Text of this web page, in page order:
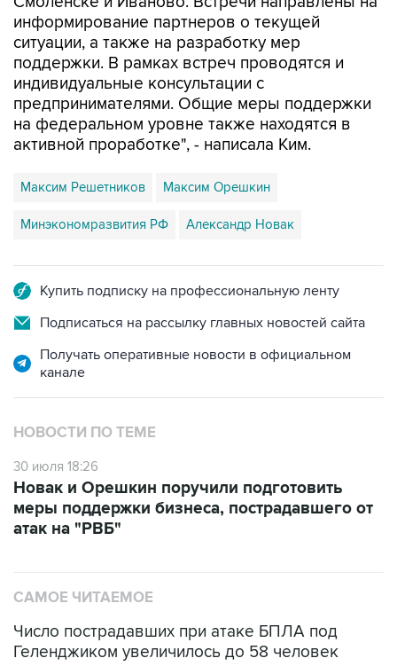
информирование партнеров о текущей
ситуации, а также на разработку мер
поддержки. В рамках встреч проводятся и
индивидуальные консультации с
предпринимателями. Общие меры поддержки
на федеральном уровне также находятся в
активной проработке", - написала Ким.
Максим Решетников Максим Орешкин
Минэкономразвития РФ Александр Новак
Купить подписку на профессиональную ленту
Подписаться на рассылку главных новостей сайта
Получать оперативные новости в официальном
канале
НОВОСТИ ПО ТЕМЕ
30 июля 18:26
Новак и Орешкин поручили подготовить
меры поддержки бизнеса, пострадавшего от
атак на "РВБ"
САМОЕ ЧИТАЕМОЕ
Число пострадавших при атаке БПЛА под
Геленджиком увеличилось до 58 человек